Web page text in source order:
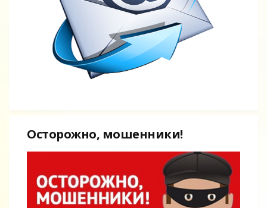
Осторожно, мошенники!